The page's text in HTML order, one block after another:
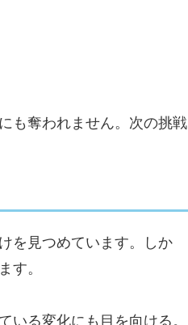
も奪われません。次の挑戦
を見つめています。しか
す。
いる変化にも目を向ける。